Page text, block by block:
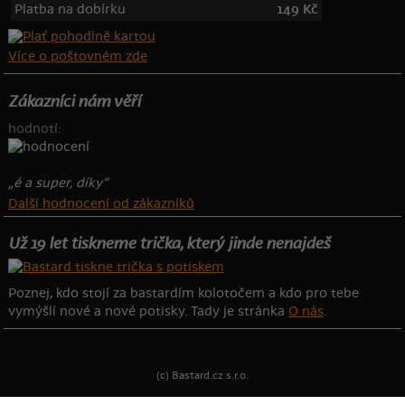
Platba na dobírku 149 Kč
Více o poštovném zde
Zákazníci nám věří
hodnotí:
„é a super, díky“
Další hodnocení od zákazníků
Už 19 let tiskneme trička, který jinde nenajdeš
Poznej, kdo stojí za bastardím kolotočem a kdo pro tebe
vymýšlí nové a nové potisky. Tady je stránka O nás.
(c) Bastard.cz s.r.o.